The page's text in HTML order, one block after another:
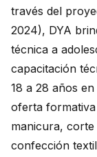
través del
2024), DYA
técnica a
capacitación
18 a 28 años
oferta
manicura,
confección